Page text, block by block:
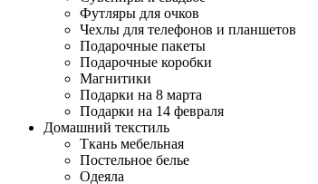
Футляры для очков
Чехлы для телефонов и планшетов
Подарочные пакеты
Подарочные коробки
Магнитики
Подарки на 8 марта
Подарки на 14 февраля
Домашний текстиль
Ткань мебельная
Постельное белье
Одеяла